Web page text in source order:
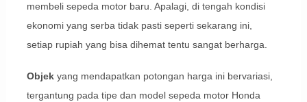
membeli sepeda motor baru. Apalagi, di tengah kondisi
ekonomi yang serba tidak pasti seperti sekarang ini,
setiap rupiah yang bisa dihemat tentu sangat berharga.
Objekyang mendapatkan potongan harga ini bervariasi,
tergantung pada tipe dan model sepeda motor Honda